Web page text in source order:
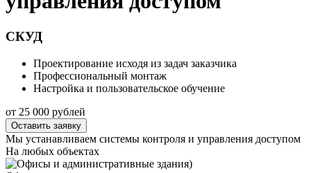
СКУД
Проектирование исходя из задач заказчика
Профессиональный монтаж
Настройка и пользовательское обучение
от 25 000 рублей
Оставить заявку
Мы устанавливаем системы контроля и управления доступом
На любых объектах